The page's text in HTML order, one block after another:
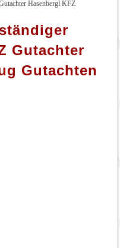
Hasenbergl KFZ
Gutachter
Gutachten